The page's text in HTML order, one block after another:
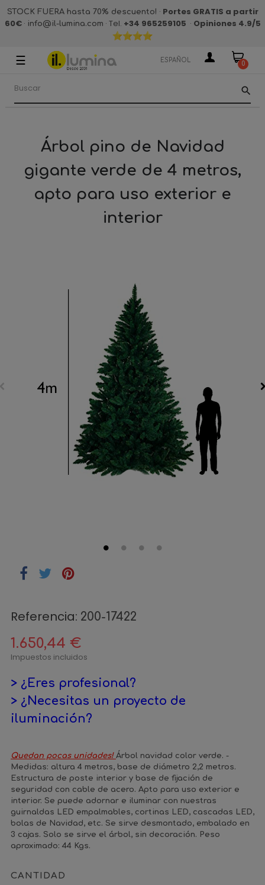
STOCK FUERA hasta 70% descuento! · Portes GRATIS a partir
60€· info@il-lumina.com · Tel. +34 965259105 · Opiniones 4.9/5
Navegación
palanca
☰ ESPAÑOL 0
search
Árbol pino de Navidad
gigante verde de 4 metros,
apto para uso exterior e
interior
Referencia: 200-17422
1.650,44 €
Impuestos incluidos
> ¿Eres profesional?
> ¿Necesitas un proyecto de
iluminación?
Quedan pocas unidades! Árbol navidad color verde. -
Medidas: altura 4 metros, base de diámetro 2,2 metros.
Estructura de poste interior y base de fijación de
seguridad con cable de acero. Apto para uso exterior e
interior. Se puede adornar e iluminar con nuestras
guirnaldas LED empalmables, cortinas LED, cascadas LED,
bolas de Navidad, etc. Se sirve desmontado, embalado en
3 cajas. Solo se sirve el árbol, sin decoración. Peso
aproximado: 44 Kgs.
CANTIDAD